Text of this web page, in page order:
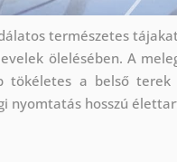
természetes
ölelésében. A
a belső terek
nyomtatás hosszú